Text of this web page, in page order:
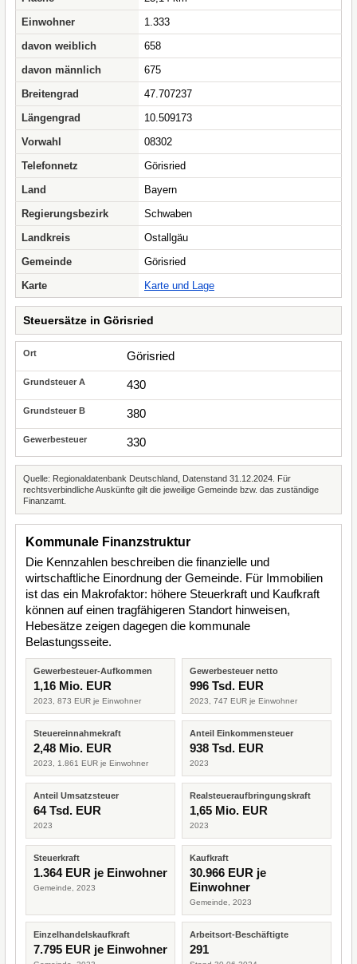
Einwohner
1.333
davon weiblich
658
davon männlich
675
Breitengrad
47.707237
Längengrad
10.509173
Vorwahl
08302
Telefonnetz
Görisried
Land
Bayern
Regierungsbezirk
Schwaben
Landkreis
Ostallgäu
Gemeinde
Görisried
Karte
Karte und Lage
Steuersätze in Görisried
Görisried
430
380
330
Quelle: Regionaldatenbank Deutschland, Datenstand 31.12.2024. Für
rechtsverbindliche Auskünfte gilt die jeweilige Gemeinde bzw. das zuständige
Finanzamt.
Kommunale Finanzstruktur
Die Kennzahlen beschreiben die finanzielle und
wirtschaftliche Einordnung der Gemeinde. Für Immobilien
ist das ein Makrofaktor: höhere Steuerkraft und Kaufkraft
können auf einen tragfähigeren Standort hinweisen,
Hebesätze zeigen dagegen die kommunale
Belastungsseite.
Gewerbesteuer-Aufkommen
1,16 Mio. EUR
2023, 873 EUR je Einwohner
Gewerbesteuer netto
996 Tsd. EUR
2023, 747 EUR je Einwohner
Steuereinnahmekraft
2,48 Mio. EUR
2023, 1.861 EUR je Einwohner
Anteil Einkommensteuer
938 Tsd. EUR
2023
Anteil Umsatzsteuer
64 Tsd. EUR
2023
Realsteueraufbringungskraft
1,65 Mio. EUR
2023
Steuerkraft
1.364 EUR je Einwohner
Gemeinde, 2023
Kaufkraft
30.966 EUR je
Einwohner
Gemeinde, 2023
Einzelhandelskaufkraft
7.795 EUR je Einwohner
Arbeitsort-Beschäftigte
291